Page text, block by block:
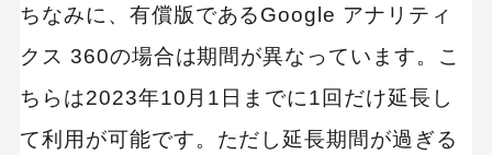
ちなみに、有償版であるGoogle アナリティ
クス 360の場合は期間が異なっています。こ
ちらは2023年10月1日までに1回だけ延長し
て利用が可能です。ただし延長期間が過ぎる